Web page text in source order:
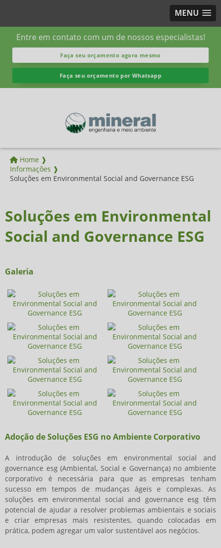
MENU
Entre em contato com um de nossos especialistas!
Faça seu orçamento agora mesmo
Faça seu orçamento por Whatsapp
Home ❱
Informações ❱
Soluções em Environmental Social and Governance ESG
Soluções em Environmental
Social and Governance ESG
Galeria
Adoção de Soluções ESG no Ambiente Corporativo
A introdução de soluções em environmental social and
governance esg(Ambiental, Social e Governança) no ambiente
corporativo é necessária para que as empresas tenham
sucesso em tempos de mudanças ágeis e complexas. As
soluções em environmental social and governance esg têm
potencial de ajudar a resolver problemas ambientais e sociais
e criar empresas mais resistentes, quando colocadas em
prática, podem agregar um valor sustentável aos negócios.